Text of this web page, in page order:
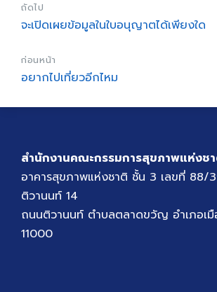
ถัดไป
จะเปิดเผยข้อมูลในใบอนุญาตได้เพียงใด
ก่อนหน้า
อยากไปเที่ยวอีกไหม
สำนักงานคณะกรรมการสุขภาพแห่งช
อาคารสุขภาพแห่งชาติ ชั้น 3 เลขที่ 88/
ติวานนท์ 14
ถนนติวานนท์ ตำบลตลาดขวัญ อำเภอเ
11000